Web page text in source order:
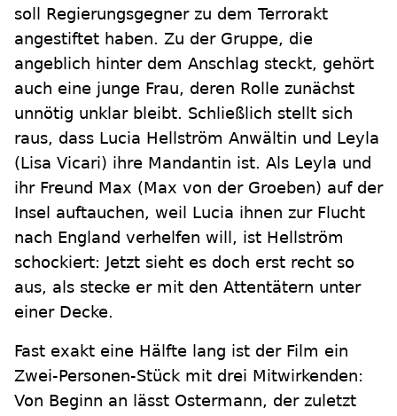
soll Regierungsgegner zu dem Terrorakt
angestiftet haben. Zu der Gruppe, die
angeblich hinter dem Anschlag steckt, gehört
auch eine junge Frau, deren Rolle zunächst
unnötig unklar bleibt. Schließlich stellt sich
raus, dass Lucia Hellström Anwältin und Leyla
(Lisa Vicari) ihre Mandantin ist. Als Leyla und
ihr Freund Max (Max von der Groeben) auf der
Insel auftauchen, weil Lucia ihnen zur Flucht
nach England verhelfen will, ist Hellström
schockiert: Jetzt sieht es doch erst recht so
aus, als stecke er mit den Attentätern unter
einer Decke.
Fast exakt eine Hälfte lang ist der Film ein
Zwei-Personen-Stück mit drei Mitwirkenden:
Von Beginn an lässt Ostermann, der zuletzt